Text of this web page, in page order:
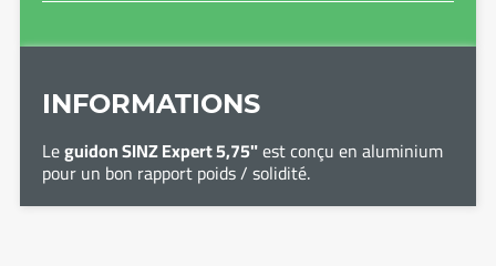
INFORMATIONS
Leguidon SINZ Expert 5,75"est conçu en aluminium
pour un bon rapport poids / solidité.